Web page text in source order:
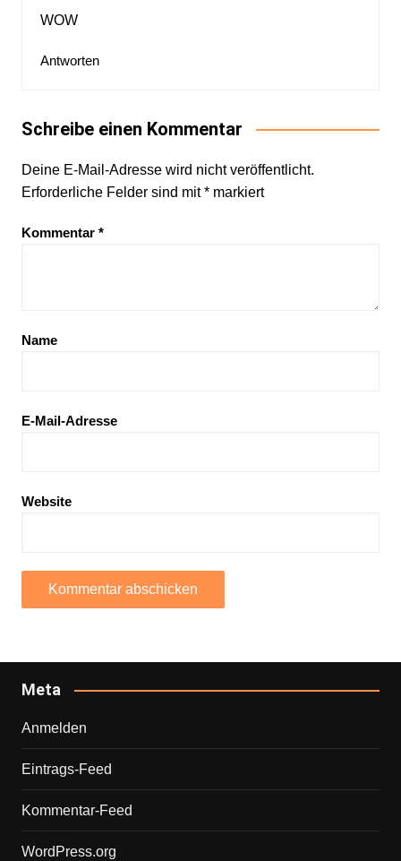
WOW
Antworten
Schreibe einen Kommentar
Deine E-Mail-Adresse wird nicht veröffentlicht.
Erforderliche Felder sind mit*markiert
Kommentar *
Name
E-Mail-Adresse
Website
Meta
Anmelden
Eintrags-Feed
Kommentar-Feed
WordPress.org